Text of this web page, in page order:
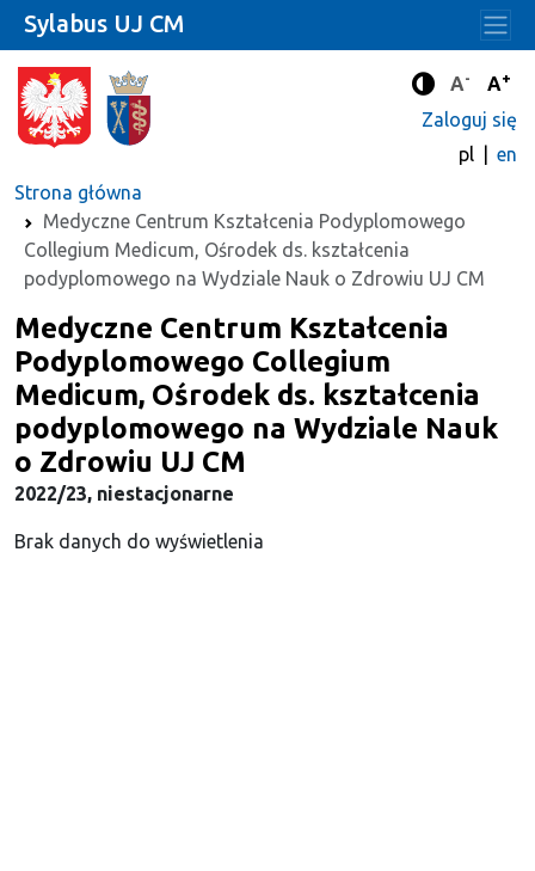
Tryb
A- A+
Zaloguj się
pl
en
Strona główna
Medyczne Centrum Kształcenia Podyplomowego
Collegium Medicum, Ośrodek ds. kształcenia
podyplomowego na Wydziale Nauk o Zdrowiu UJ CM
Sylabus UJ CM
Medyczne Centrum Kształcenia
Podyplomowego Collegium
Medicum, Ośrodek ds. kształcenia
podyplomowego na Wydziale Nauk
o Zdrowiu UJ CM
2022/23, niestacjonarne
Brak danych do wyświetlenia